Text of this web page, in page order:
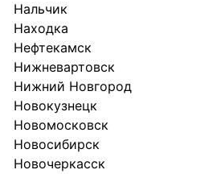
Нальчик
Находка
Нефтекамск
Нижневартовск
Нижний Новгород
Новокузнецк
Новомосковск
Новосибирск
Новочеркасск